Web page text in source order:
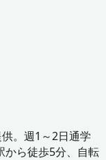
。週1～2日通学
から徒歩5分、自転